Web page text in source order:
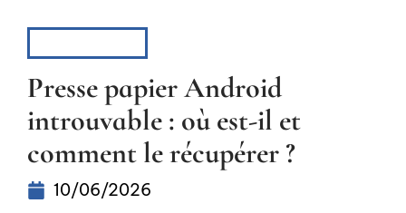
Presse papier Android
introuvable : où est-il et
comment le récupérer ?
10/06/2026